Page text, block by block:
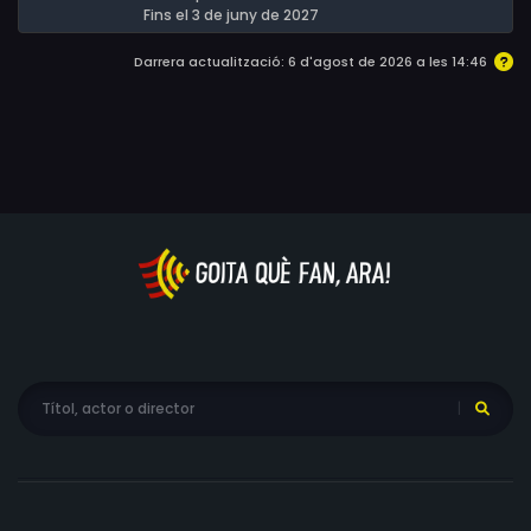
Fins el 3 de juny de 2027
Darrera actualització: 6 d'agost de 2026 a les 14:46